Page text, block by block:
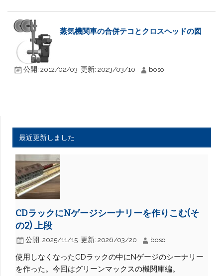
蒸気機関車の合併テコとクロスヘッドの図
公開: 2012/02/03 更新: 2023/03/10 boso
最近更新しました
CDラックにNゲージシーナリーを作りこむ(そ
の2) 上段
公開: 2025/11/15 更新: 2026/03/20 boso
使用しなくなったCDラックの中にNゲージのシーナリー
を作った。今回はグリーンマックスの機関庫編。